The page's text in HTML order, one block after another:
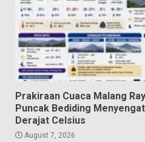
Prakiraan Cuaca Malang
Puncak Bediding
Derajat Celsius
August 7, 2026